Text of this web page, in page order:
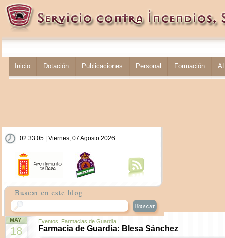
Inicio Dotación Publicaciones Personal Formación
02:33:06 | Viernes, 07 Agosto 2026
MAY
18
Eventos Farmacias de Guardia
Farmacia de Guardia: Blesa Sánchez